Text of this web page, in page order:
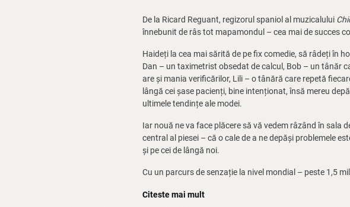
De la Ricard Reguant, regizorul spaniol al muzicalului
înnebunit de râs tot mapamondul – cea mai de succes
Haideți la cea mai sărită de pe fix comedie, să râdeți în
Dan – un taximetrist obsedat de calcul, Bob – un tânăr
are și mania verificărilor, Lili – o tânără care repetă
lângă cei șase pacienți, bine intenționat, însă mereu
ultimele tendințe ale modei.
Iar nouă ne va face plăcere să vă vedem râzând în sala
central al piesei – că o cale de a ne depăși problemele
și pe cei de lângă noi.
Cu un parcurs de senzație la nivel mondial – peste 1,5
Timișoara și Galați.
Citeste mai mult